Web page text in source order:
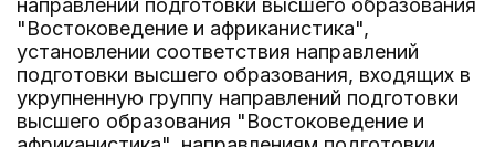
направлений подготовки высшего образования
"Востоковедение и африканистика",
установлении соответствия направлений
подготовки высшего образования, входящих в
укрупненную группу направлений подготовки
высшего образования "Востоковедение и